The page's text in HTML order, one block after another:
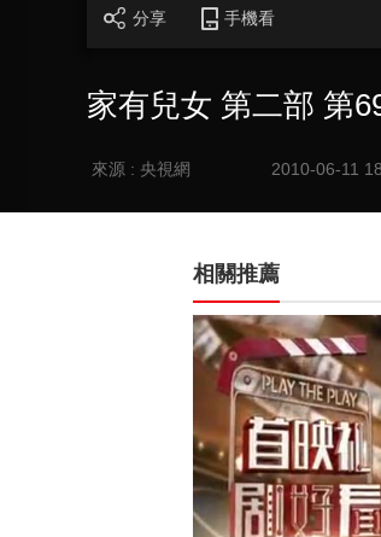
分享 手機看
家有兒女 第二部 第
來源 : 央視網 2010-06-11
相關推薦